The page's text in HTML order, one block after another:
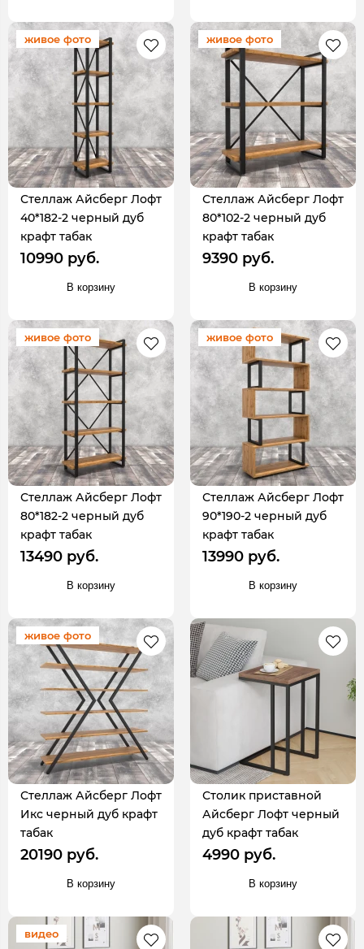
живое фото
Стеллаж Айсберг Лофт
40*182-2 черный дуб
крафт табак
10990 руб.
В корзину
живое фото
Стеллаж Айсберг Лофт
80*102-2 черный дуб
крафт табак
9390 руб.
В корзину
живое фото
Стеллаж Айсберг Лофт
80*182-2 черный дуб
крафт табак
13490 руб.
В корзину
живое фото
Стеллаж Айсберг Лофт
90*190-2 черный дуб
крафт табак
13990 руб.
В корзину
живое фото
Стеллаж Айсберг Лофт
Икс черный дуб крафт
табак
20190 руб.
В корзину
Столик приставной
Айсберг Лофт черный
дуб крафт табак
4990 руб.
В корзину
видео